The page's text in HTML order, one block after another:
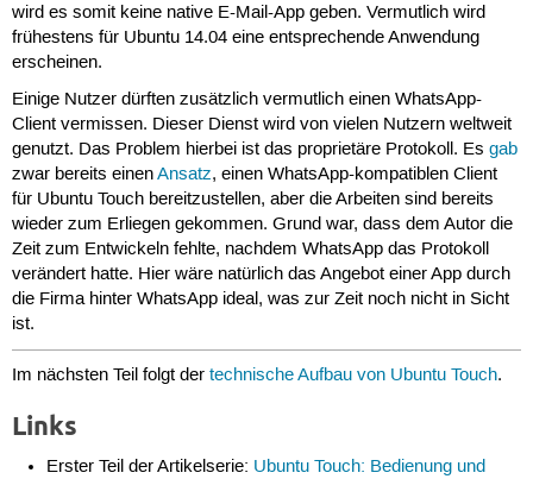
wird es somit keine native E-Mail-App geben. Vermutlich wird
frühestens für Ubuntu 14.04 eine entsprechende Anwendung
erscheinen.
Einige Nutzer dürften zusätzlich vermutlich einen WhatsApp-
Client vermissen. Dieser Dienst wird von vielen Nutzern weltweit
genutzt. Das Problem hierbei ist das proprietäre Protokoll. Es gab
zwar bereits einenAnsatz, einen WhatsApp-kompatiblen Client
für Ubuntu Touch bereitzustellen, aber die Arbeiten sind bereits
wieder zum Erliegen gekommen. Grund war, dass dem Autor die
Zeit zum Entwickeln fehlte, nachdem WhatsApp das Protokoll
verändert hatte. Hier wäre natürlich das Angebot einer App durch
die Firma hinter WhatsApp ideal, was zur Zeit noch nicht in Sicht
ist.
Im nächsten Teil folgt der technische Aufbau von Ubuntu Touch.
Links
Erster Teil der Artikelserie: Ubuntu Touch: Bedienung und